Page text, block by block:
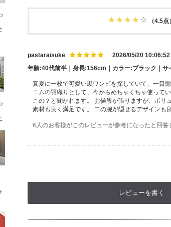
（4.5点）
pastaraisuke
2026/05/20 10:06:52
年齢:40代前半｜身長:156cm｜カラー:ブラック｜サ
真夏に一枚で可愛い黒ワンピを探していて、一目
ニムの羽織りとして、今からめちゃくちゃ使って
この？と聞かれます。 お値段が張りますが、ボリ
素材も良く満足です。 二の腕が隠せるデザインも
6人のお客様がこのレビューが参考になったと回答
レビューを書く